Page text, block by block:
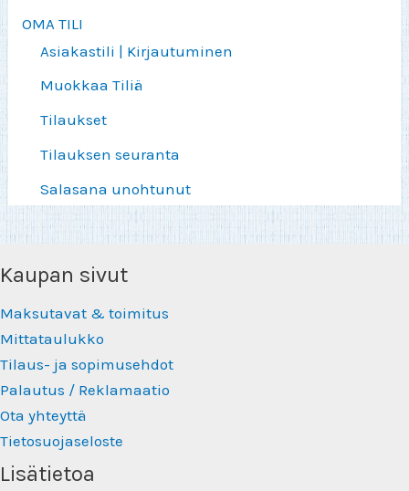
OMA TILI
Asiakastili | Kirjautuminen
Muokkaa Tiliä
Tilaukset
Tilauksen seuranta
Salasana unohtunut
Kaupan sivut
Maksutavat & toimitus
Mittataulukko
Tilaus- ja sopimusehdot
Palautus / Reklamaatio
Ota yhteyttä
Tietosuojaseloste
Lisätietoa